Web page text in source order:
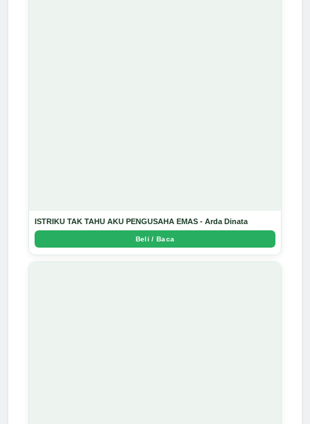
ISTRIKU TAK TAHU AKU PENGUSAHA EMAS - Arda Dinata
Beli / Baca